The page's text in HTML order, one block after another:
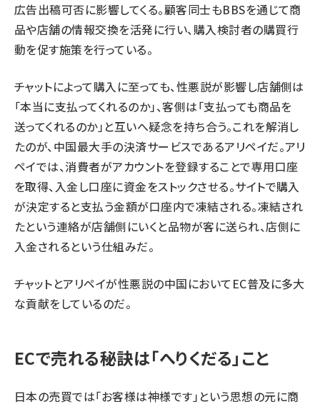
広告出稿可否に影響してくる。顧客同士もBBSを通じて商
品や店舗の情報交換を活発に行い、購入検討者の購買行
動を促す施策を行っている。
チャットによって購入に至っても、性悪説が影響し店舗側は
「本当に支払ってくれるのか」、客側は「支払っても商品を
送ってくれるのか」と互いへ疑念を持ち合う。これを解消し
たのが、中国最大手の決済サービスであるアリペイだ。アリ
ペイでは、消費者がアカウントを登録することで専用口座
を取得、入金し口座に資金をストックさせる。サイトで購入
が決定すると支払う金額が口座内で凍結される。凍結され
たという連絡が店舗側にいくと品物が客に送られ、店側に
入金されるという仕組みだ。
チャットとアリペイが性悪説の中国においてEC普及に多大
な貢献をしているのだ。
ECで売れる秘訣は「へりくだる」こと
日本の売買では「お客様は神様です」という思想の元に商